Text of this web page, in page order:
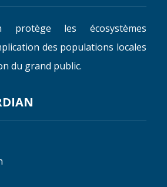
protège les écosystèmes
des populations locales
du grand public.